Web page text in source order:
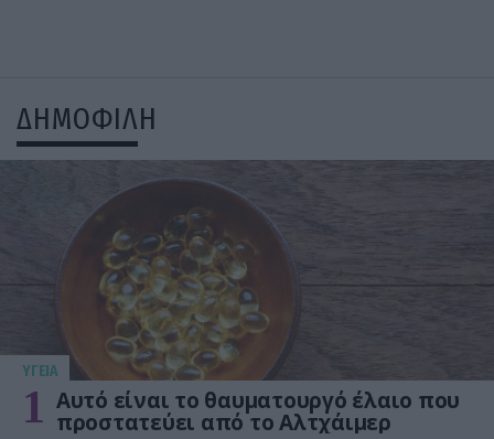
ΔΗΜΟΦΙΛΗ
ΥΓΕΙΑ
1 Αυτό είναι το θαυματουργό έλαιο που
προστατεύει από το Αλτχάιμερ